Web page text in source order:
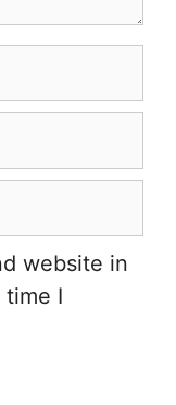
website in
I